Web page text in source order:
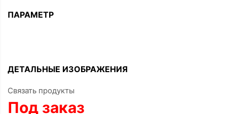
ПАРАМЕТР
ДЕТАЛЬНЫЕ ИЗОБРАЖЕНИЯ
Связать продукты
Под заказ